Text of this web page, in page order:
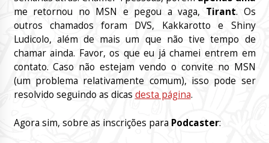
me retornou no MSN e pegou a vaga, Tirant. Os
outros chamados foram DVS, Kakkarotto e Shiny
Ludicolo, além de mais um que não tive tempo de
chamar ainda. Favor, os que eu já chamei entrem em
contato. Caso não estejam vendo o convite no MSN
(um problema relativamente comum), isso pode ser
resolvido seguindo as dicas desta página.
Agora sim, sobre as inscrições para Podcaster: